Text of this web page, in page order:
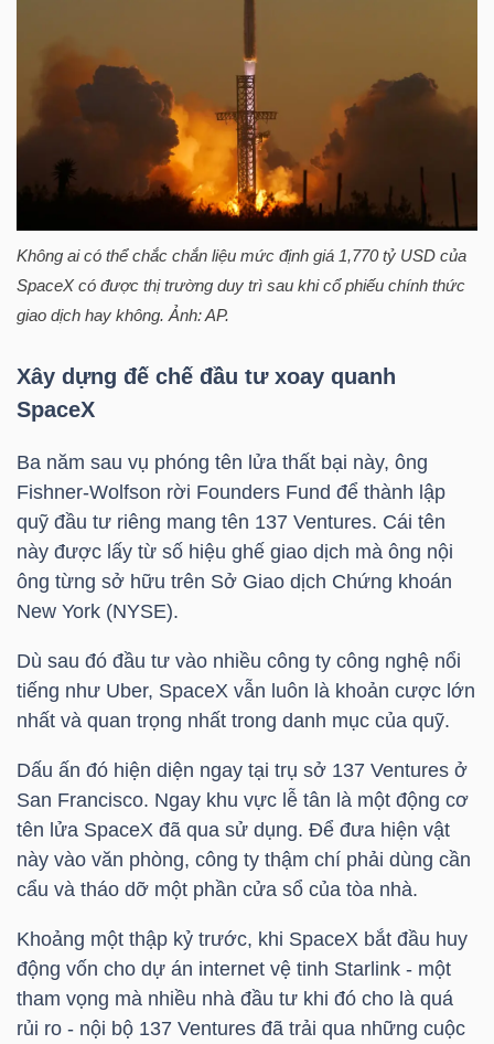
Không ai có thể chắc chắn liệu mức định giá 1,770tỷ USD của
SpaceX có được thị trường duy trì sau khi cổ phiếu chính thức
giao dịch hay không. Ảnh: AP.
Xây dựng đế chế đầu tư xoay quanh
SpaceX
Ba năm sau vụ phóng tên lửa thất bại này, ông
Fishner-Wolfson rời Founders Fund để thành lập
quỹ đầu tư riêng mang tên 137 Ventures. Cái tên
này được lấy từ số hiệu ghế giao dịch mà ông nội
ông từng sở hữu trên Sở Giao dịch Chứng khoán
New York (NYSE).
Dù sau đó đầu tư vào nhiều công ty công nghệ nổi
tiếng như Uber, SpaceX vẫn luôn là khoản cược lớn
nhất và quan trọng nhất trong danh mục của quỹ.
Dấu ấn đó hiện diện ngay tại trụ sở 137 Ventures ở
San Francisco. Ngay khu vực lễ tân là một động cơ
tên lửa SpaceX đã qua sử dụng. Để đưa hiện vật
này vào văn phòng, công ty thậm chí phải dùng cần
cẩu và tháo dỡ một phần cửa sổ của tòa nhà.
Khoảng một thập kỷ trước, khi SpaceX bắt đầu huy
động vốn cho dự án internet vệ tinh Starlink - một
tham vọng mà nhiều nhà đầu tư khi đó cho là quá
rủi ro - nội bộ 137 Ventures đã trải qua những cuộc
DÙNG
YẾU
CHĂM
SÓC
KHỎE
CÔNG
NGHỆ
THÔNG
TIN
DỊCH
VỤ